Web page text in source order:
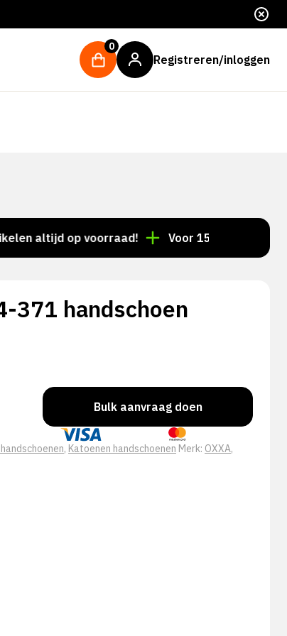
0
Registreren/inloggen
op voorraad! Voor 15:00 besteld =
371 handschoen
Bulk aanvraag doen
, Katoenen handschoenen Merk: OXXA,